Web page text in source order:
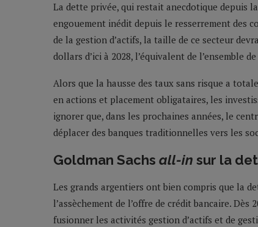
La dette privée, qui restait anecdotique depuis
engouement inédit depuis le resserrement des
de la gestion d’actifs, la taille de ce secteur
dollars d’ici à 2028, l’équivalent de l’ensemble
Alors que la hausse des taux sans risque a
en actions et placement obligataires, les
ignorer que, dans les prochaines années, le
déplacer des banques traditionnelles vers les
Goldman Sachs all-in sur la
Les grands argentiers ont bien compris que la
l’assèchement de l’offre de crédit bancaire. Dès
fusionner les activités gestion d’actifs et de